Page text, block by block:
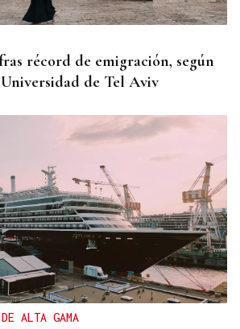
récord de emigración, según
de Tel Aviv
ALTA GAMA